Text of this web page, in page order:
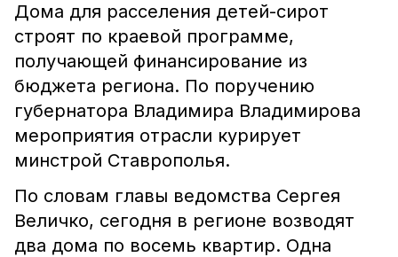
Дома для расселения детей-сирот
строят по краевой программе,
получающей финансирование из
бюджета региона. По поручению
губернатора Владимира Владимирова
мероприятия отрасли курирует
минстрой Ставрополья.
По словам главы ведомства Сергея
Величко, сегодня в регионе возводят
два дома по восемь квартир. Одна